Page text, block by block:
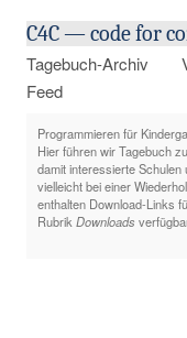
C4C — code for
Tagebuch-Archiv
Feed
Programmieren für
Hier führen wir Tagebuch
damit interessierte
vielleicht bei einer
enthalten Download-Links
Rubrik Downloads